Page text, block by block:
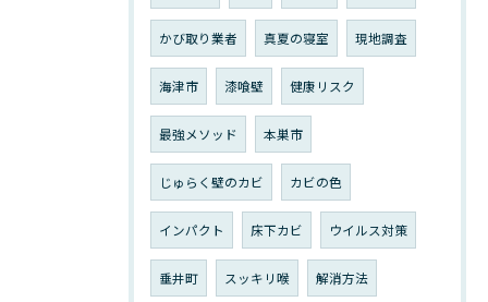
かび取り業者 真夏の寝室 現地調査
海津市 漆喰壁 健康リスク
最強メソッド 本巣市
じゅらく壁のカビ カビの色
インパクト 床下カビ ウイルス対策
垂井町 スッキリ喉 解消方法